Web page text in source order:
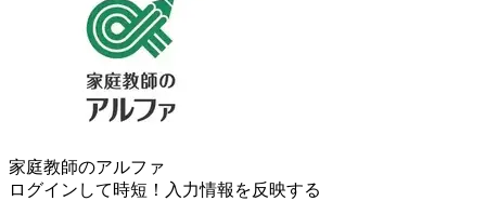
家庭教師のアルファ
ログインして時短！入力情報を反映する